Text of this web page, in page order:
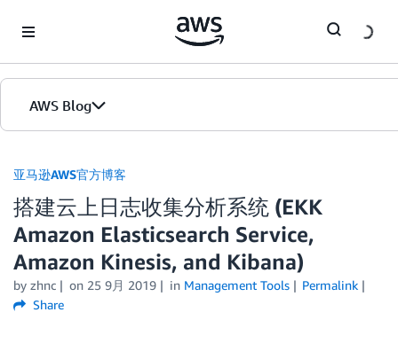
AWS Blog
首页
版本
亚马逊AWS官方博客
搭建云上日志收集分析系统 (EKK
Amazon Elasticsearch Service,
Amazon Kinesis, and Kibana)
by zhnc on 25 9月 2019 in Management Tools
Permalink
Share